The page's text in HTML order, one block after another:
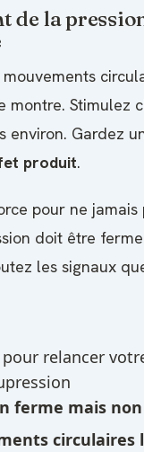
de la
montre. Stimulez
environ. Gardez
produit.
pour ne
doit être
les signaux
pour relancer
ferme mais
circulaires